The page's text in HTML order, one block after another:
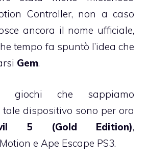
Controller, non a caso
ancora il nome ufficiale,
tempo fa spuntò l’idea che
Gem.
che sappiamo
dispositivo sono per ora
5 (Gold Edition),
e Ape Escape PS3.